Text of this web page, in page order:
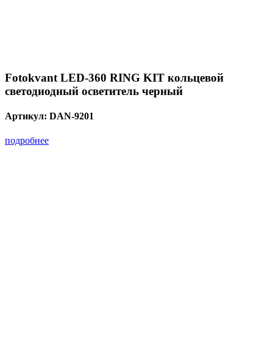
Fotokvant LED-360 RING KIT кольцевой
светодиодный осветитель черный
Артикул: DAN-9201
подробнее